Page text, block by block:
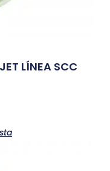
LÍNEA SCC